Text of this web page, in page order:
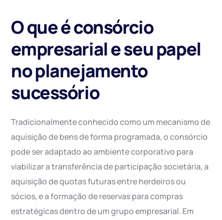
O que é consórcio
empresarial e seu papel
no planejamento
sucessório
Tradicionalmente conhecido como um mecanismo de
aquisição de bens de forma programada, o consórcio
pode ser adaptado ao ambiente corporativo para
viabilizar a transferência de participação societária, a
aquisição de quotas futuras entre herdeiros ou
sócios, e a formação de reservas para compras
estratégicas dentro de um grupo empresarial. Em